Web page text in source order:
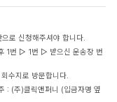
로 신청해주셔야 합니다.
1번 ▷ 1번 ▷ 받으신 운송장 번
수지로 방문합니다.
(주)클릭앤퍼니 (입금자명 옆